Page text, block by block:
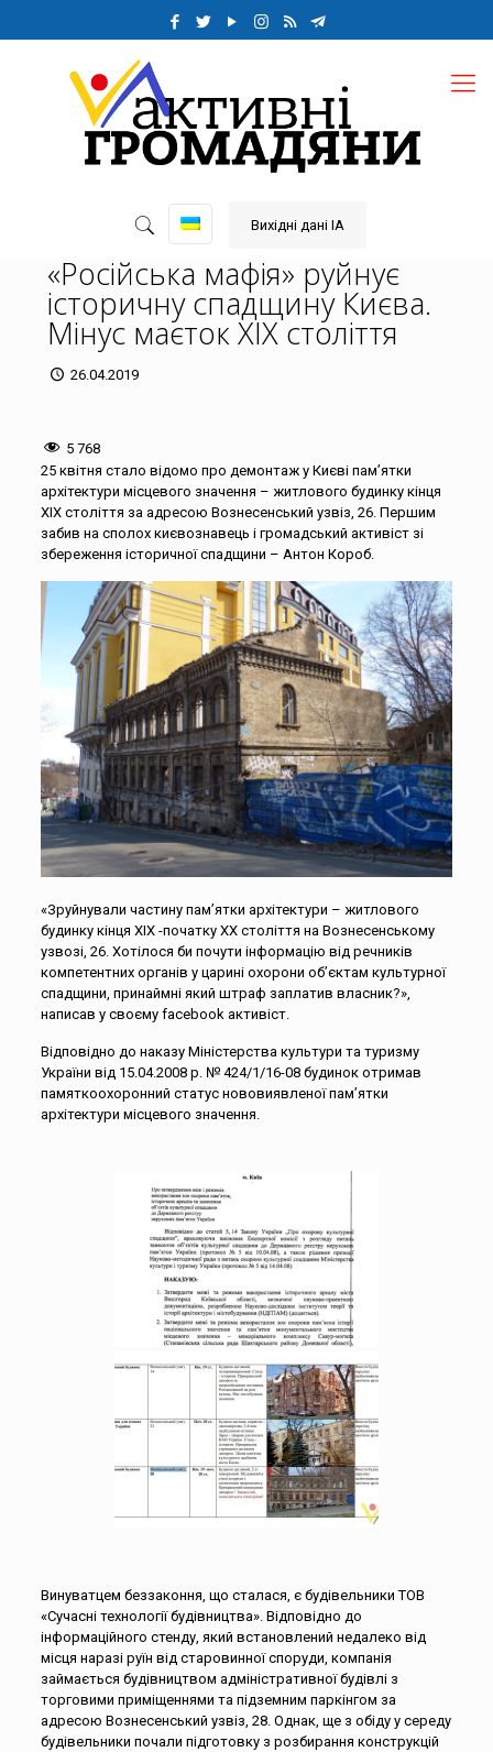
Вихідні дані ІА
«Російська мафія» руйнує
історичну спадщину Києва.
Мінус маєток ХІХ століття
26.04.2019
5 768
25 квітня стало відомо про демонтаж у Києві пам’ятки
архітектури місцевого значення – житлового будинку кінця
ХІХ століття за адресою Вознесенський узвіз, 26. Першим
забив на сполох києвознавець і громадський активіст зі
збереження історичної спадщини – Антон Короб.
«Зруйнували частину пам’ятки архітектури – житлового
будинку кінця ХІХ -початку ХХ століття на Вознесенському
узвозі, 26. Хотілося би почути інформацію від речників
компетентних органів у царині охорони об’єктам культурної
спадщини, принаймні який штраф заплатив власник?»,
написав у своєму facebook активіст.
Відповідно до наказу Міністерства культури та туризму
України від 15.04.2008 р. № 424/1/16-08 будинок отримав
памяткоохоронний статус нововиявленої пам’ятки
архітектури місцевого значення.
Винуватцем беззаконня, що сталася, є будівельники ТОВ
«Сучасні технології будівництва». Відповідно до
інформаційного стенду, який встановлений недалеко від
місця наразі руїн від старовинної споруди, компанія
займається будівництвом адміністративної будівлі з
торговими приміщеннями та підземним паркінгом за
адресою Вознесенський узвіз, 28. Однак, ще з обіду у середу
будівельники почали підготовку з розбирання конструкцій